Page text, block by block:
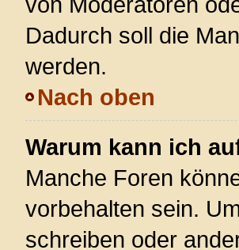
Dadurch soll die
werden.
Nach oben
Warum kann ich
Manche Foren
vorbehalten sein.
schreiben oder